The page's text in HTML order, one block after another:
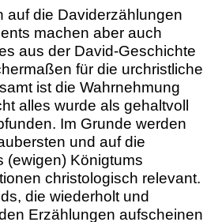
auf die Daviderzählungen
machen aber auch
aus der David-Geschichte
für die urchristliche
ist die Wahrnehmung
alles wurde als gehaltvoll
Im Grunde werden
und auf die
(ewigen) Königtums
christologisch relevant.
die wiederholt und
Erzählungen aufscheinen